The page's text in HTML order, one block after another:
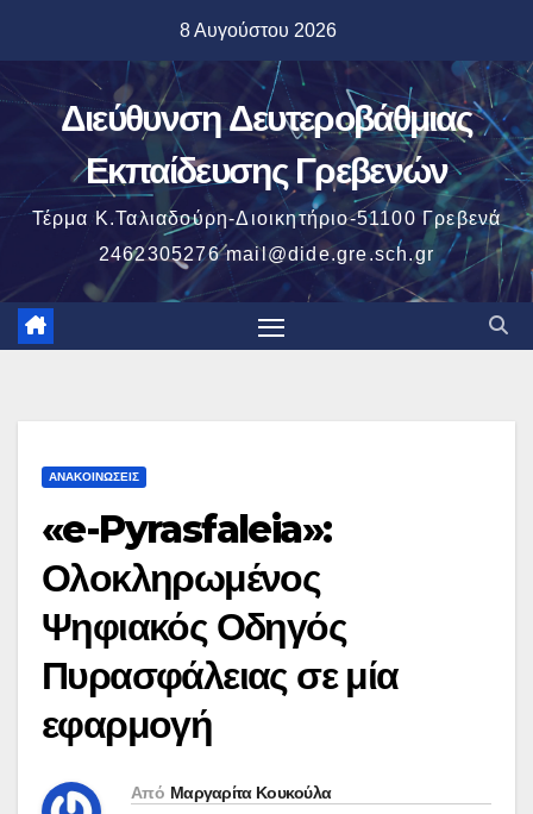
περιεχόμενο
8 Αυγούστου 2026
Διεύθυνση Δευτεροβάθμιας
Εκπαίδευσης Γρεβενών
Τέρμα Κ.Ταλιαδούρη-Διοικητήριο-51100 Γρεβενά
2462305276 mail@dide.gre.sch.gr
ΑΝΑΚΟΙΝΏΣΕΙΣ
«e-Pyrasfaleia»:
Ολοκληρωμένος
Ψηφιακός Οδηγός
Πυρασφάλειας σε μία
εφαρμογή
Από Μαργαρίτα Κουκούλα